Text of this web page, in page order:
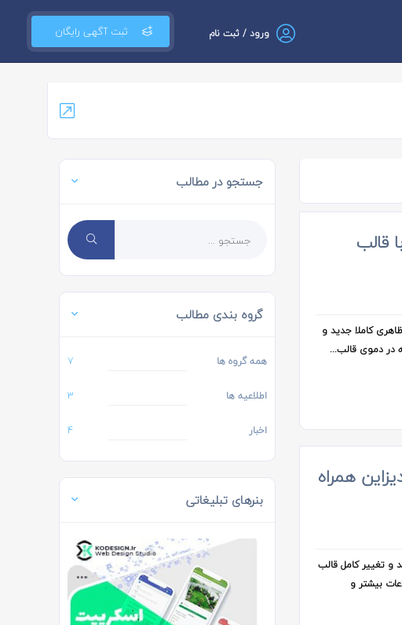
ورود / ثبت نام
قالب
کدیزاین با ظاهری کاملا جدید و
در دموی قالب...
کدیزاین همراه
جدید و تغییر کامل قالب
بیشتر و
جستجو در مطالب
گروه بندی مطالب
همه گروه ها 7
اطلاعیه ها 3
اخبار 4
بنرهای تبلیغاتی